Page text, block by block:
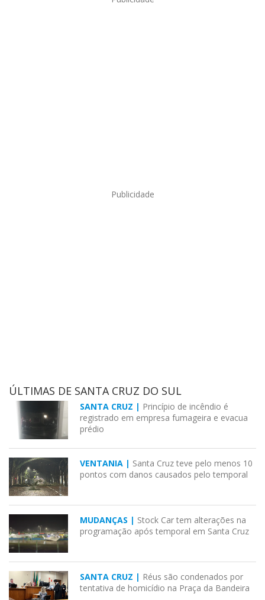
Publicidade
ÚLTIMAS DE SANTA CRUZ DO SUL
SANTA CRUZ | Princípio de incêndio é
registrado em empresa fumageira e evacua
prédio
VENTANIA | Santa Cruz teve pelo menos 10
pontos com danos causados pelo temporal
MUDANÇAS | Stock Car tem alterações na
programação após temporal em Santa Cruz
SANTA CRUZ | Réus são condenados por
tentativa de homicídio na Praça da Bandeira